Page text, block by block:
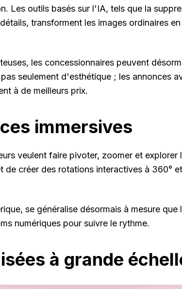
Les outils basés sur l'IA, tels que la
transforment les images ordinaires
les concessionnaires peuvent
seulement d'esthétique ; les annonces
à de meilleurs prix.
immersives
veulent faire pivoter, zoomer et explorer
de créer des rotations interactives à 360°
se généralise désormais à mesure que
numériques pour suivre le rythme.
à grande